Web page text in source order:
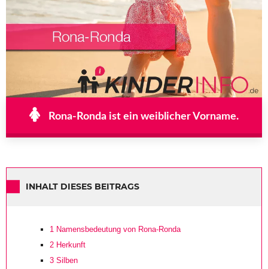
Rona-Ronda ist ein weiblicher Vorname.
INHALT DIESES BEITRAGS
1 Namensbedeutung von Rona-Ronda
2 Herkunft
3 Silben